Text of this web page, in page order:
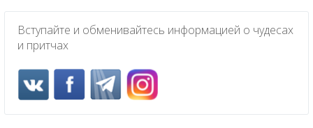
Вступайте и обменивайтесь информацией о чудесах
и притчах